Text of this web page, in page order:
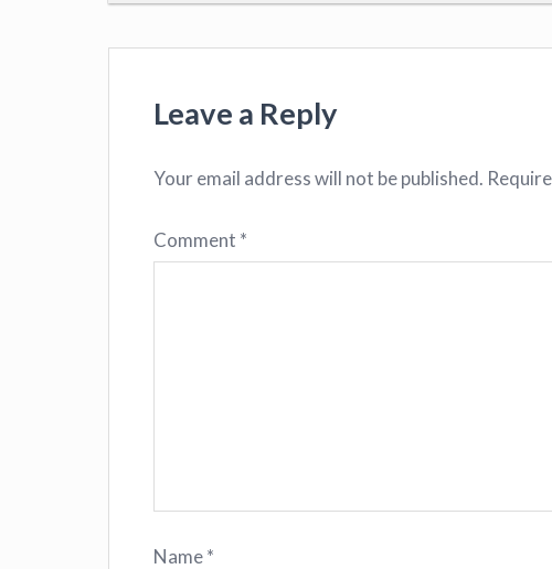
Leave a Reply
Your email address will not be published.
Comment *
Name*